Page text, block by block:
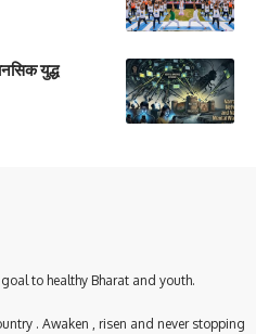
युद्ध
to healthy Bharat and youth.
. Awaken , risen and never stopping